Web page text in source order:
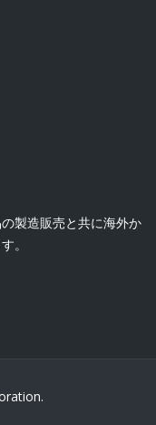
製造販売と共に海外か
。